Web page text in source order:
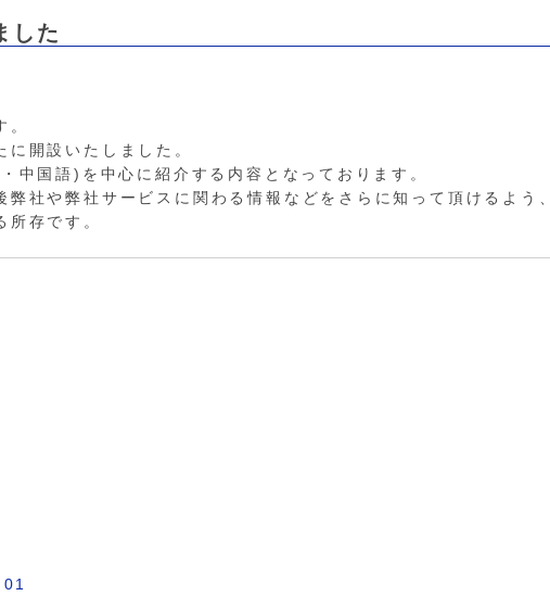
した
開設いたしました。
中国語)を中心に紹介する内容となっております。
社や弊社サービスに関わる情報などをさらに知って頂けるよう、
存です。